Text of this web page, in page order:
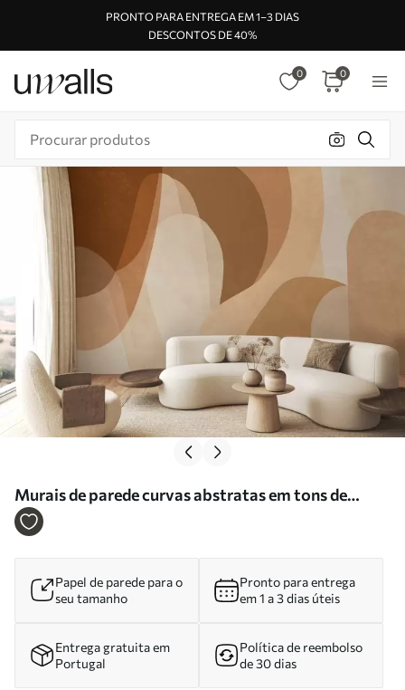
PRONTO PARA ENTREGA EM 1–3 DIAS
DESCONTOS DE 40%
0 0
Murais de parede curvas abstratas em tons de
castanho, bege e castanho-avermelhado Nr.
Papel de parede para o
seu tamanho
Pronto para entrega
em 1 a 3 dias úteis
Entrega gratuita em
Portugal
Política de reembolso
de 30 dias